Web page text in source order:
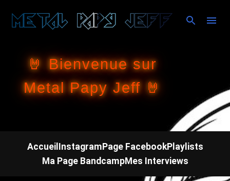
Accéder au contenu principal
🤘 Bienvenue sur
Metal Papy Jeff 🤘
Accueil InstagramPage FacebookPlaylists
Ma Page BandcampMes Interviews